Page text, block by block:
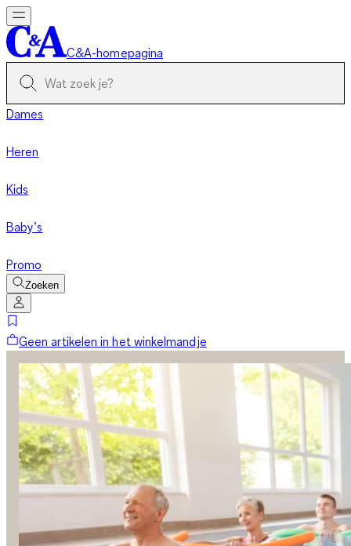
C&A-homepagina
Dames
Heren
Kids
Baby’s
Promo
Zoeken
Geen artikelen in het winkelmandje